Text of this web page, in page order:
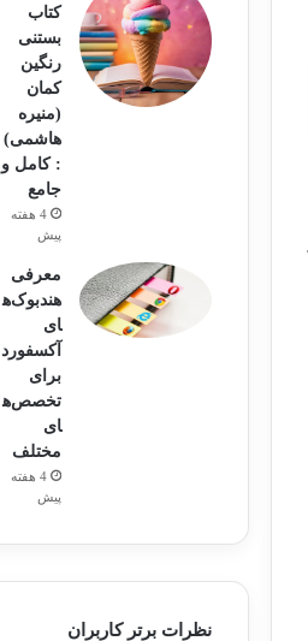
کتاب
بستنی
رنگین
کمان
(منیره
هاشمی)
: کامل و
جامع
4 هفته
پیش
معرفی
هندبوک‌ه
ای
آکسفورد
برای
تخصص‌ه
ای
مختلف
4 هفته
پیش
نظرات برتر کاربران